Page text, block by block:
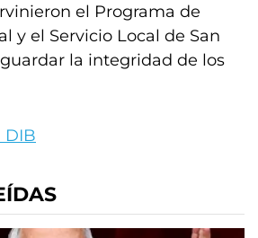
el Programa de
y el Servicio Local de San
la integridad de los
DIB